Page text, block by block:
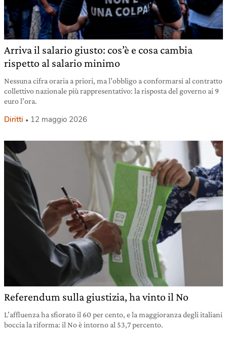
Arriva il salario giusto: cos’è e cosa cambia
rispetto al salario minimo
Nessuna cifra oraria a priori, ma l’obbligo a conformarsi al contratto
collettivo nazionale più rappresentativo: la risposta del governo ai 9
euro l’ora.
Diritti 12 maggio 2026
Referendum sulla giustizia, ha vinto il No
L’affluenza ha sfiorato il 60 per cento, e la maggioranza degli italiani
boccia la riforma: il No è intorno al 53,7 percento.